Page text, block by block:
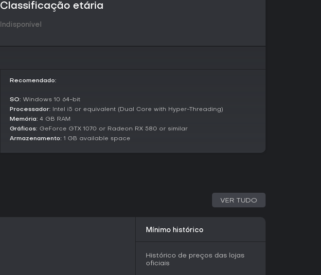
jogo e liberando novas oportunidades para o seu zoológico.
Atualizações Atuais e Status
O jogo está em desenvolvimento ativo, com uma build alpha programada para
personalizar zoológicos, iniciando os testes práticos. Os desenvolvedores
Vale a Pena Jogar?
Para fãs de simulações detalhadas com elementos de RPG, Super Zoo Story
influenciar o futuro do jogo - especialmente após a equipe resolver
preocupações iniciais sobre semelhanças visuais com outros títulos. Se ação
Classificação etária
Indisponível
Recomendado:
SO: Windows 10 64-bit
Processador: Intel i5 or equivalent (Dual Core with Hyper-Threading)
Memória: 4 GB RAM
Gráficos: GeForce GTX 1070 or Radeon RX 580 or similar
Armazenamento: 1 GB available space
VER TUDO
Mínimo histórico
Histórico de preços das lojas
oficiais